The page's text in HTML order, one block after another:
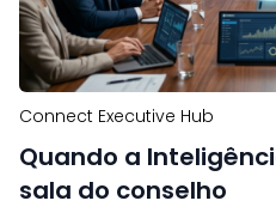
Connect Executive Hub
Quando a
sala do conselho